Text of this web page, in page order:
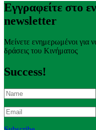
Εγγραφείτε στο
newsletter
Μείνετε ενημερωμένοι για
δράσεις του Κινήματος
Success!